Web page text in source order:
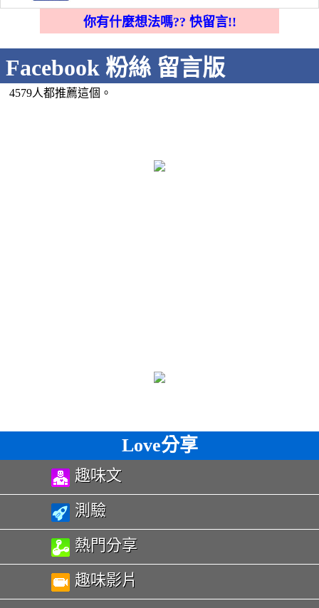
你有什麼想法嗎?? 快留言!!
Facebook 粉絲 留言版
4579人都推薦這個。
Love分享
趣味文
測驗
熱門分享
趣味影片